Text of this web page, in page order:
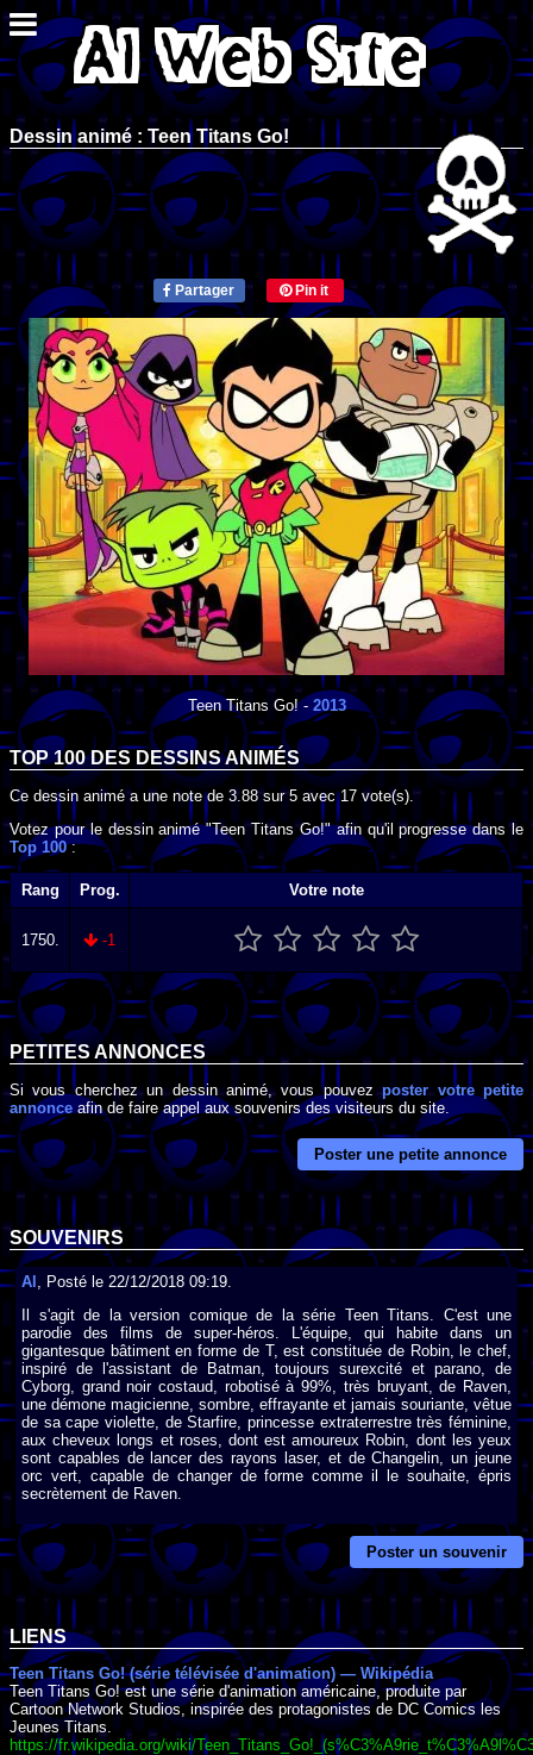
Dessin animé : Teen Titans Go!
Partager Pin it
Teen Titans Go!- 2013
TOP 100 DES DESSINS ANIMÉS
Ce dessin animé a une note de 3.88sur5 avec17 vote(s).
Votez pour le dessin animé "Teen Titans Go!" afin qu'il progresse dans le
Top 100:
Rang Prog. Votre note
1750. -1
PETITES ANNONCES
Si vous cherchez un dessin animé, vous pouvezposter votre petite
annonce afin de faire appel aux souvenirs des visiteurs du site.
Poster une petite annonce
SOUVENIRS
Al , Posté le 22/12/2018 09:19.
Il s'agit de la version comique de la série Teen Titans. C'est une
parodie des films de super-héros. L'équipe, qui habite dans un
gigantesque bâtiment en forme de T, est constituée de Robin, le chef,
inspiré de l'assistant de Batman, toujours surexcité et parano, de
Cyborg, grand noir costaud, robotisé à 99%, très bruyant, de Raven,
une démone magicienne, sombre, effrayante et jamais souriante, vêtue
de sa cape violette, de Starfire, princesse extraterrestre très féminine,
aux cheveux longs et roses, dont est amoureux Robin, dont les yeux
sont capables de lancer des rayons laser, et de Changelin, un jeune
orc vert, capable de changer de forme comme il le souhaite, épris
secrètement de Raven.
Poster un souvenir
LIENS
Teen Titans Go! (série télévisée d'animation) — Wikipédia
Teen Titans Go! est une série d'animation américaine, produite par
Cartoon Network Studios, inspirée des protagonistes de DC Comics les
Jeunes Titans.
https://fr.wikipedia.org/wiki/